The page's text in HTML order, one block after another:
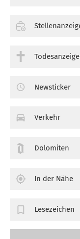
Newsticker
Verkehr
Dolomiten
In der Nähe
Lesezeichen